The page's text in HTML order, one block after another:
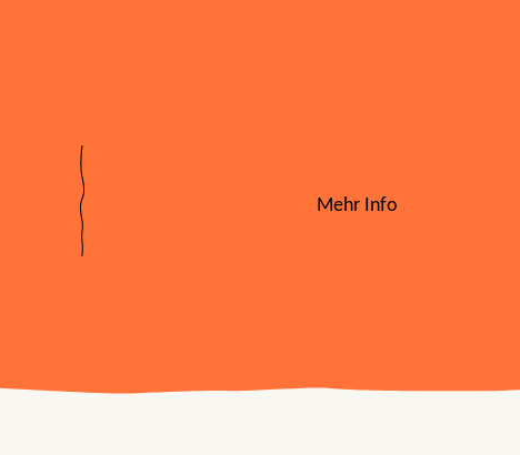
Mehr Info